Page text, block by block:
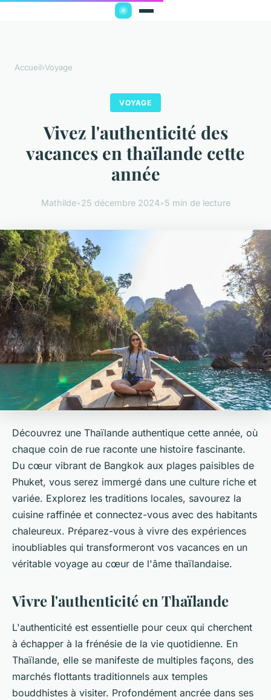
Accueil›Voyage
VOYAGE
Vivez l'authenticité des
vacances en thaïlande cette
année
Mathilde•25 décembre 2024•5 min de lecture
Découvrez une Thaïlande authentique cette année, où
chaque coin de rue raconte une histoire fascinante.
Du cœur vibrant de Bangkok aux plages paisibles de
Phuket, vous serez immergé dans une culture riche et
variée. Explorez les traditions locales, savourez la
cuisine raffinée et connectez-vous avec des habitants
chaleureux. Préparez-vous à vivre des expériences
inoubliables qui transformeront vos vacances en un
véritable voyage au cœur de l'âme thaïlandaise.
Vivre l'authenticité en Thaïlande
L'authenticité est essentielle pour ceux qui cherchent
à échapper à la frénésie de la vie quotidienne. En
Thaïlande, elle se manifeste de multiples façons, des
marchés flottants traditionnels aux temples
bouddhistes à visiter. Profondément ancrée dans ses